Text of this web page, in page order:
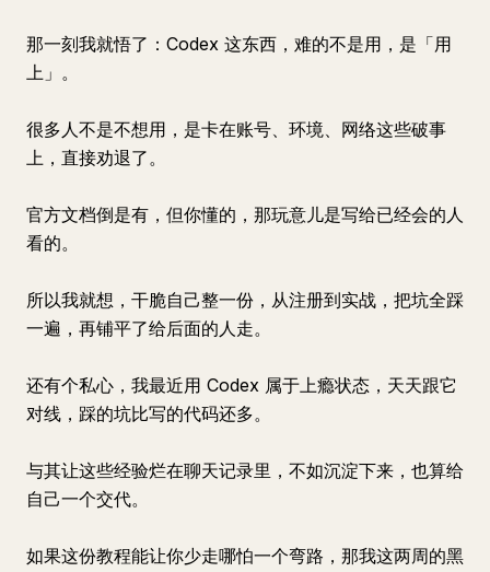
那一刻我就悟了：Codex 这东西，难的不是用，是「用
上」。
很多人不是不想用，是卡在账号、环境、网络这些破事
上，直接劝退了。
官方文档倒是有，但你懂的，那玩意儿是写给已经会的人
看的。
所以我就想，干脆自己整一份，从注册到实战，把坑全踩
一遍，再铺平了给后面的人走。
还有个私心，我最近用 Codex 属于上瘾状态，天天跟它
对线，踩的坑比写的代码还多。
与其让这些经验烂在聊天记录里，不如沉淀下来，也算给
自己一个交代。
如果这份教程能让你少走哪怕一个弯路，那我这两周的黑